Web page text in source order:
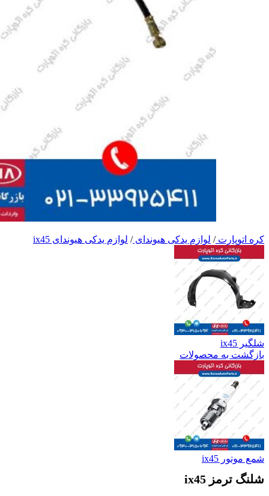
کره اتوپارت/ لوازم یدکی هیوندای/ لوازم یدکی هیوندای ix45
شلگیر ix45
بازگشت به محصولات
شمع موتور ix45
شلنگ ترمز ix45